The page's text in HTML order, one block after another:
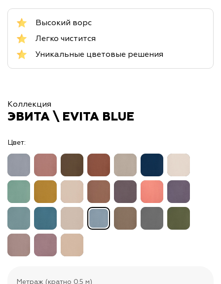
Высокий ворс
Легко чистится
Уникальные цветовые решения
Коллекция
ЭВИТА \ EVITA BLUE
Цвет:
Метраж (кратно 0.5 м)